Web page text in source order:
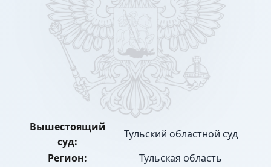
Вышестоящий
суд:
Тульский областной суд
Регион:
Тульская область